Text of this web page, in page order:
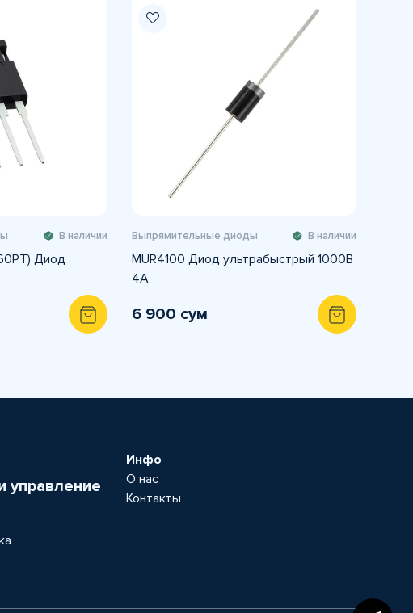
В наличии
Диод
Выпрямительные диоды В наличии
MUR4100 Диод ультрабыстрый 1000В
4А
6 900 сум
управление
Инфо
О нас
Контакты